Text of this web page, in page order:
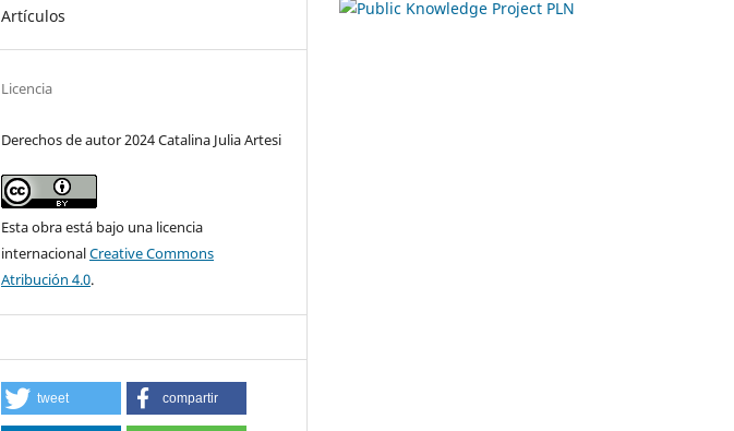
Artículos
Licencia
Derechos de autor 2024 Catalina Julia Artesi
Esta obra está bajo una licencia
internacionalCreative Commons
Atribución 4.0.
tweet compartir